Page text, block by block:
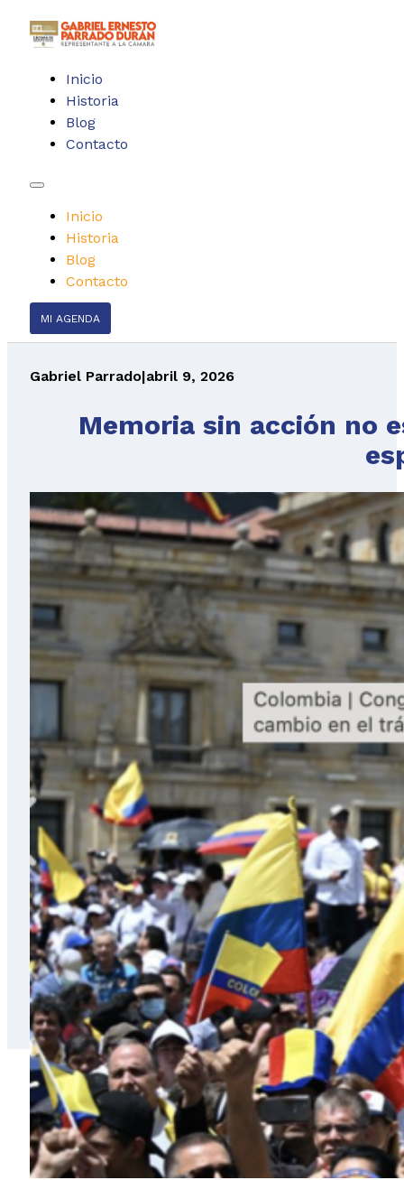
Inicio
Historia
Blog
Contacto
Inicio
Historia
Blog
Contacto
MI AGENDA
Gabriel Parrado|abril 9, 2026
Memoria sin acción no